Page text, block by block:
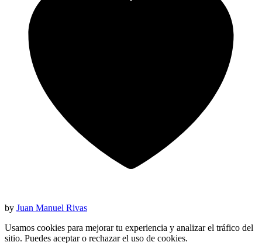
by Juan Manuel Rivas
Usamos cookies para mejorar tu experiencia y analizar el tráfico del
sitio. Puedes aceptar o rechazar el uso de cookies.